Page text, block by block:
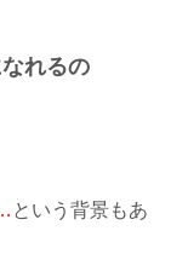
れるの
という背景もあ